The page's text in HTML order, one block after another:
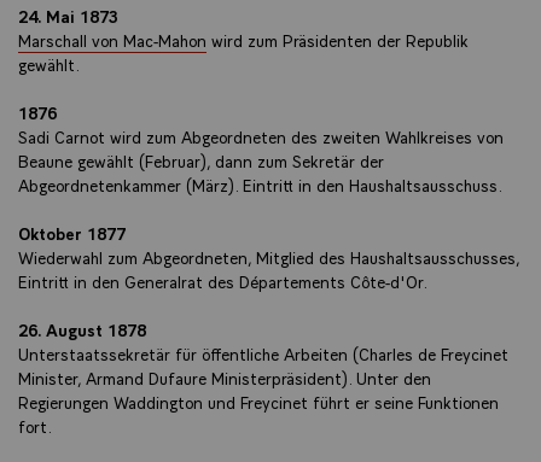
24. Mai 1873
Marschall von Mac-Mahon wird zum Präsidenten der Republik
gewählt.
1876
Sadi Carnot wird zum Abgeordneten des zweiten Wahlkreises von
Beaune gewählt (Februar), dann zum Sekretär der
Abgeordnetenkammer (März). Eintritt in den Haushaltsausschuss.
Oktober 1877
Wiederwahl zum Abgeordneten, Mitglied des Haushaltsausschusses,
Eintritt in den Generalrat des Départements Côte-d'Or.
26. August 1878
Unterstaatssekretär für öffentliche Arbeiten (Charles de Freycinet
Minister, Armand Dufaure Ministerpräsident). Unter den
Regierungen Waddington und Freycinet führt er seine Funktionen
fort.